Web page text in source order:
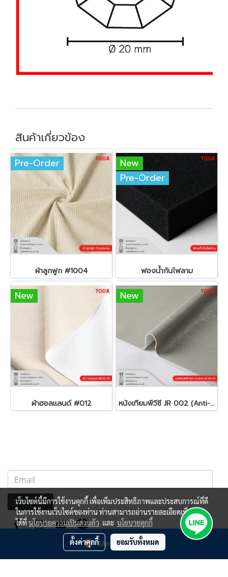
Message Us
สินค้าเกี่ยวข้อง
Pre-Order
ผ้าลูกฟูก #1004
New
Pre-Order
ฟองน้ำกันไฟลาม
New
ผ้าฮอลแลนด์ #012
New
หนังเทียมพีวีซี JR 002 (Anti-scratch)
Subscribe
เว็บไซต์นี้มีการใช้งานคุกกี้ เพื่อเพิ่มประสิทธิภาพและประสบการณ์ที่ดี
ในการใช้งานเว็บไซต์ของท่าน ท่านสามารถอ่านรายละเอียดเพิ่มเติม
ได้ที่นโยบายความเป็นส่วนตัว และ นโยบายคุกกี้
ตั้งค่าคุกกี้ ยอมรับทั้งหมด